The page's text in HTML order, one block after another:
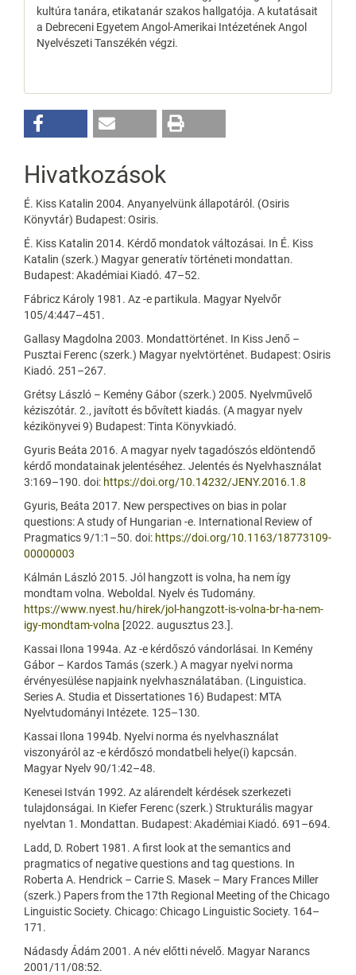
kultúra tanára, etikatanár szakos hallgatója. A kutatásait
a Debreceni Egyetem Angol-Amerikai Intézetének Angol
Nyelvészeti Tanszékén végzi.
Hivatkozások
É. Kiss Katalin 2004. Anyanyelvünk állapotáról. (Osiris
Könyvtár) Budapest: Osiris.
É. Kiss Katalin 2014. Kérdő mondatok változásai. In É. Kiss
Katalin (szerk.) Magyar generatív történeti mondattan.
Budapest: Akadémiai Kiadó. 47–52.
Fábricz Károly 1981. Az -e partikula. Magyar Nyelvőr
105/4:447–451.
Gallasy Magdolna 2003. Mondattörténet. In Kiss Jenő –
Pusztai Ferenc (szerk.) Magyar nyelvtörténet. Budapest: Osiris
Kiadó. 251–267.
Grétsy László – Kemény Gábor (szerk.) 2005. Nyelvművelő
kéziszótár. 2., javított és bővített kiadás. (A magyar nyelv
kézikönyvei 9) Budapest: Tinta Könyvkiadó.
Gyuris Beáta 2016. A magyar nyelv tagadószós eldöntendő
kérdő mondatainak jelentéséhez. Jelentés és Nyelvhasználat
3:169–190. doi: https://doi.org/10.14232/JENY.2016.1.8
Gyuris, Beáta 2017. New perspectives on bias in polar
questions: A study of Hungarian -e. International Review of
Pragmatics 9/1:1–50. doi: https://doi.org/10.1163/18773109-
00000003
Kálmán László 2015. Jól hangzott is volna, ha nem így
mondtam volna. Weboldal. Nyelv és Tudomány.
https://www.nyest.hu/hirek/jol-hangzott-is-volna-br-ha-nem-
igy-mondtam-volna [2022. augusztus 23.].
Kassai Ilona 1994a. Az -e kérdőszó vándorlásai. In Kemény
Gábor – Kardos Tamás (szerk.) A magyar nyelvi norma
érvényesülése napjaink nyelvhasználatában. (Linguistica.
Series A. Studia et Dissertationes 16) Budapest: MTA
Nyelvtudományi Intézete. 125–130.
Kassai Ilona 1994b. Nyelvi norma és nyelvhasználat
viszonyáról az -e kérdőszó mondatbeli helye(i) kapcsán.
Magyar Nyelv 90/1:42–48.
Kenesei István 1992. Az alárendelt kérdések szerkezeti
tulajdonságai. In Kiefer Ferenc (szerk.) Strukturális magyar
nyelvtan 1. Mondattan. Budapest: Akadémiai Kiadó. 691–694.
Ladd, D. Robert 1981. A first look at the semantics and
pragmatics of negative questions and tag questions. In
Roberta A. Hendrick – Carrie S. Masek – Mary Frances Miller
(szerk.) Papers from the 17th Regional Meeting of the Chicago
Linguistic Society. Chicago: Chicago Linguistic Society. 164–
171.
Nádasdy Ádám 2001. A név előtti névelő. Magyar Narancs
2001/11/08:52.